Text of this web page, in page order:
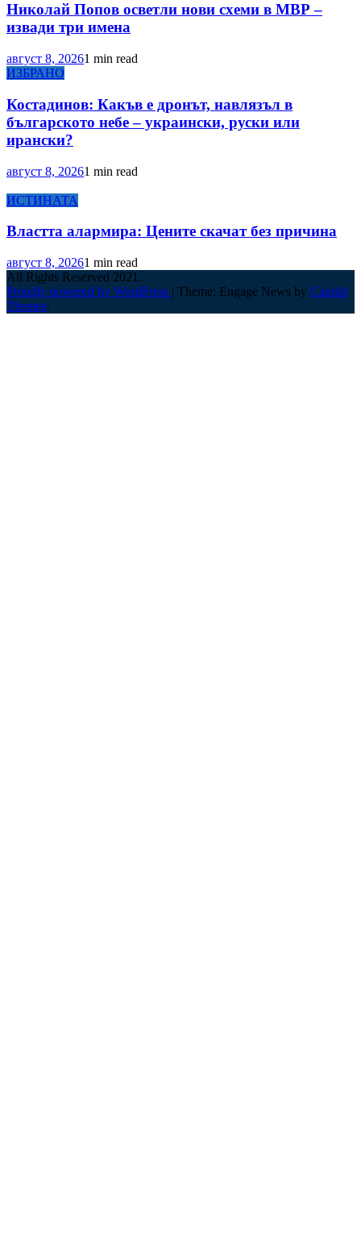
Николай Попов осветли нови схеми в МВР –
извади три имена
август 8, 20261 min read
ИЗБРАНО
Костадинов: Какъв е дронът, навлязъл в
българското небе – украински, руски или
ирански?
август 8, 20261 min read
ИСТИНАТА
Властта алармира: Цените скачат без причина
август 8, 20261 min read
All Rights Reserved 2021.
Proudly powered by WordPress | Theme: Engage News by Candid
Themes.